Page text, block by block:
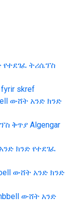
የተደገፈ ትሪሴፕስ
skref
ውሸት አንድ ክንድ
ቅጥያ Algengar
ክንድ የተደገፈ
ውሸት አንድ ክንድ
ውሸት አንድ